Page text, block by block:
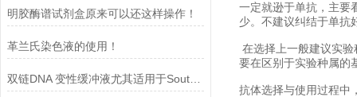
明胶酶谱试剂盒原来可以还这样操作！
革兰氏染色液的使用！
双链DNA 变性缓冲液尤其适用于Southern blot 实验
一定就逊于单抗，主要
少。不建议纠结于单抗
在选择上一般建议实
要在区别于实验种属的
抗体选择与使用过程中